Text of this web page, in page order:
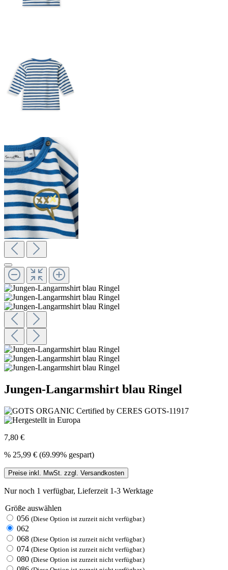
Jungen-Langarmshirt blau Ringel
7,80 €
% 25,99 € (69.99% gespart)
Preise inkl. MwSt. zzgl. Versandkosten
Nur noch 1 verfügbar, Lieferzeit 1-3 Werktage
Größe auswählen
056 (Diese Option ist zurzeit nicht verfügbar.)
062
068 (Diese Option ist zurzeit nicht verfügbar.)
074 (Diese Option ist zurzeit nicht verfügbar.)
080 (Diese Option ist zurzeit nicht verfügbar.)